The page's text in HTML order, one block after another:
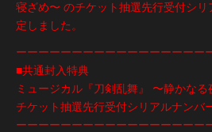
寝ざめ〜 のチケット抽選先行受付シ
定しました。
ーーーーーーーーーーーーーーーーー
■共通封入特典
ミュージカル『刀剣乱舞』 〜静かなる
チケット抽選先行受付シリアルナンバ
ーーーーーーーーーーーーーーーーー